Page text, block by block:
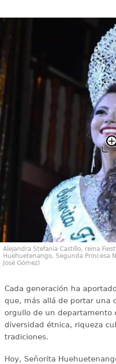
Alejandra Stefanía Castillo, reina
Huehuetenango, Segunda Princesa
José Gómez)
Cada generación ha
que, más allá de portar una
orgullo de un departamento
diversidad étnica, riqueza
tradiciones.
Hoy, Señorita